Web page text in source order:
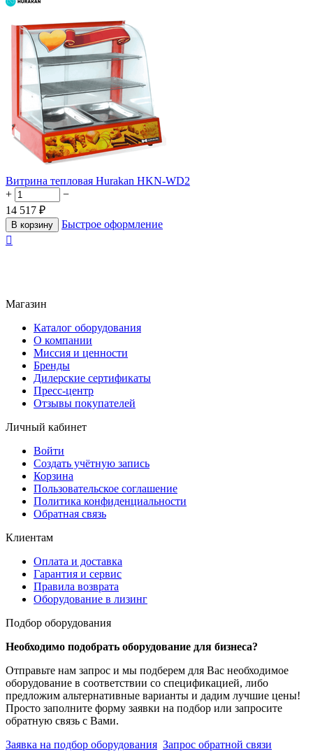
Витрина тепловая Hurakan HKN-WD2
+
−
14 517 ₽
В корзину
Быстрое оформление

Магазин
Каталог оборудования
О компании
Миссия и ценности
Бренды
Дилерские сертификаты
Пресс-центр
Отзывы покупателей
Личный кабинет
Войти
Создать учётную запись
Корзина
Пользовательское соглашение
Политика конфиденциальности
Обратная связь
Клиентам
Оплата и доставка
Гарантия и сервис
Правила возврата
Оборудование в лизинг
Подбор оборудования
Необходимо подобрать оборудование для бизнеса?
Отправьте нам запрос и мы подберем для Вас необходимое
оборудование в соответствии со спецификацией, либо
предложим альтернативные варианты и дадим лучшие цены!
Просто заполните форму заявки на подбор или запросите
обратную связь с Вами.
Заявка на подбор оборудования Запрос обратной связи